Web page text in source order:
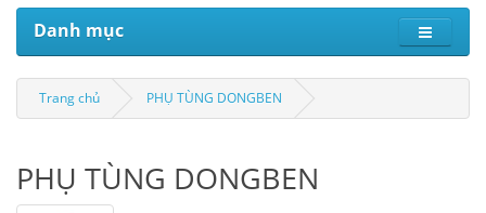
Danh mục
Trang chủ PHỤ TÙNG DONGBEN
PHỤ TÙNG DONGBEN